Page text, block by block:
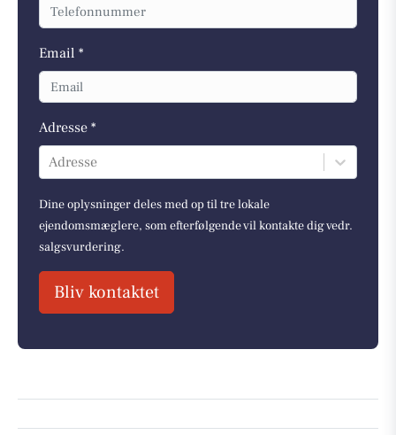
Email *
Adresse *
Adresse
Dine oplysninger deles med op til tre lokale
ejendomsmæglere, som efterfølgende vil kontakte dig vedr.
salgsvurdering.
Bliv kontaktet